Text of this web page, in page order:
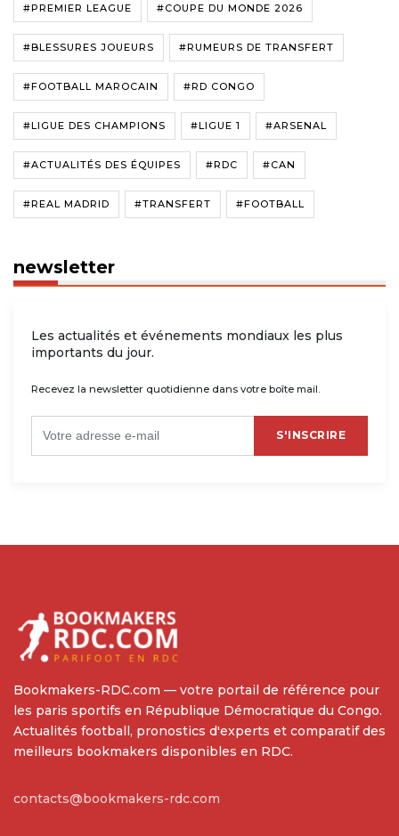
#PREMIER LEAGUE #COUPE DU MONDE 2026
#BLESSURES JOUEURS #RUMEURS DE TRANSFERT
#FOOTBALL MAROCAIN #RD CONGO
#LIGUE DES CHAMPIONS #LIGUE 1 #ARSENAL
#ACTUALITÉS DES ÉQUIPES #RDC #CAN
#REAL MADRID #TRANSFERT #FOOTBALL
newsletter
Les actualités et événements mondiaux les plus
importants du jour.
Recevez la newsletter quotidienne dans votre boîte mail.
S'INSCRIRE
Bookmakers-RDC.com — votre portail de référence pour
les paris sportifs en République Démocratique du Congo.
Actualités football, pronostics d'experts et comparatif des
meilleurs bookmakers disponibles en RDC.
contacts@bookmakers-rdc.com